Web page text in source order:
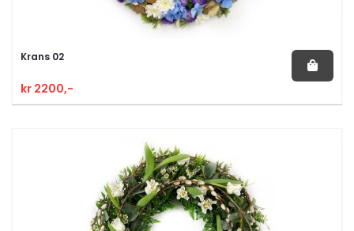
Krans 02
kr 2200,-